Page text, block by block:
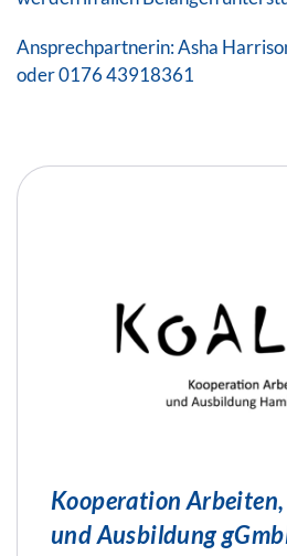
Ansprechpartnerin: Asha
oder 0176 43918361
Kooperation Arbeiten,
und Ausbildung